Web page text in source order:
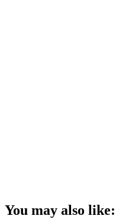
You may also like: